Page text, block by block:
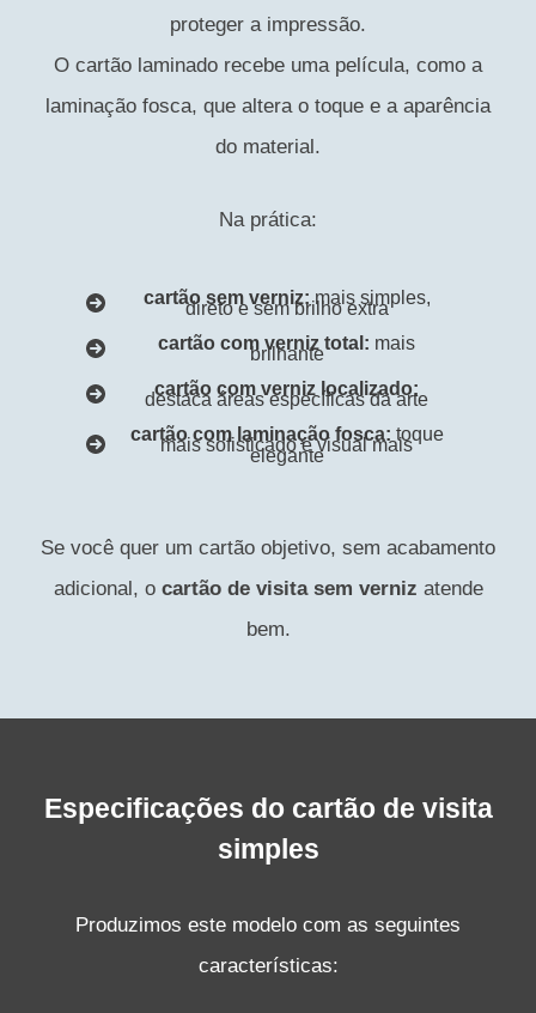
proteger a impressão.
O cartão laminado recebe uma película, como a
laminação fosca, que altera o toque e a aparência
do material.
Na prática:
cartão sem verniz:mais simples,
direto e sem brilho extra
cartão com verniz total: mais
brilhante
cartão com verniz localizado:
destaca áreas específicas da arte
cartão com laminação fosca: toque
mais sofisticado e visual mais
elegante
Se você quer um cartão objetivo, sem acabamento
adicional, o cartão de visita sem verniz atende
bem.
Especificações do cartão de visita
simples
Produzimos este modelo com as seguintes
características: